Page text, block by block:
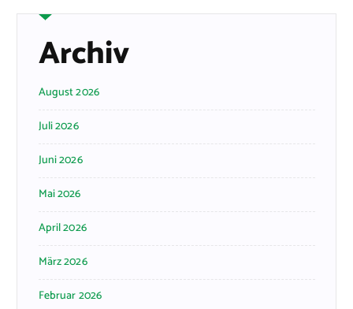
Archiv
August 2026
Juli 2026
Juni 2026
Mai 2026
April 2026
März 2026
Februar 2026